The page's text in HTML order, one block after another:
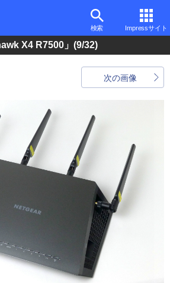
検索 Impressサイト
X4 R7500」 (9/32)
次の画像